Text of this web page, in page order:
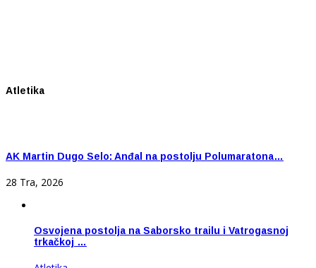
Atletika
AK Martin Dugo Selo: Anđal na postolju Polumaratona…
28 Tra, 2026
Osvojena postolja na Saborsko trailu i Vatrogasnoj
trkačkoj …